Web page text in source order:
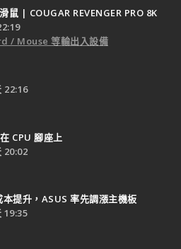
鼠 | COUGAR REVENGER PRO 8K
/ Mouse 等輸出入設備
22:16
CPU 腳座上
20:02
本提升，ASUS 率先調漲主機板
19:35